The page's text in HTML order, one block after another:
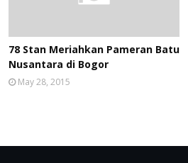
78 Stan Meriahkan Pameran Batu
Nusantara di Bogor
May 28, 2015